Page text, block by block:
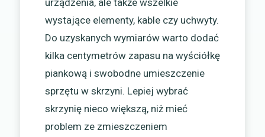
wystające elementy, kable czy uchwyty.
Do uzyskanych wymiarów warto dodać
kilka centymetrów zapasu na wyściółkę
piankową i swobodne umieszczenie
sprzętu w skrzyni. Lepiej wybrać
skrzynię nieco większą, niż mieć
problem ze zmieszczeniem